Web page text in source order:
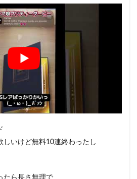
しいけど無料10連終わったし